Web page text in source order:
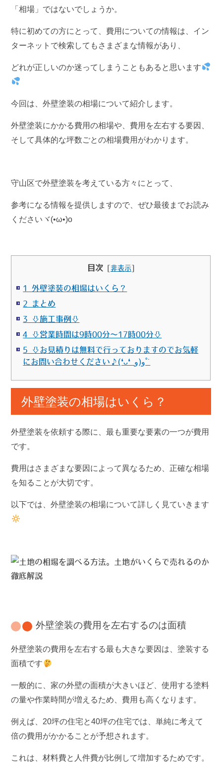
「相場」ではないでしょうか。
特に初めての方にとって、費用についての情報は、イン
ターネットで検索してもさまざまな情報があり、
どれが正しいのか迷ってしまうこともあると思います
今回は、外壁塗装の相場について紹介します。
外壁塗装にかかる費用の相場や、費用を左右する要因、
そして具体的な坪数ごとの相場費用がわかります。
守山区で外壁塗装を考えている方々にとって、
参考になる情報を提供しますので、ぜひ最後までお読み
くださいヾ(•ω•)o
目次 非表示]
1 外壁塗装の相場はいくら？
2 まとめ
3 ⇩施工事例⇩
4 ⇩営業時間は9時00分～17時00分⇩
5 ⇩お見積りは無料で行っておりますのでお気軽
にお問い合わせください♪(❛ᴗ❛ و(و˚˙
外壁塗装の相場はいくら？
外壁塗装を依頼する際に、最も重要な要素の一つが費用
です。
費用はさまざまな要因によって異なるため、正確な相場
を知ることが大切です。
以下では、外壁塗装の相場について詳しく見ていきます
外壁塗装の費用を左右するのは面積
外壁塗装の費用を左右する最も大きな要因は、塗装する
面積です
一般的に、家の外壁の面積が大きいほど、使用する塗料
の量や作業時間が増えるため、費用も高くなります。
例えば、20坪の住宅と40坪の住宅では、単純に考えて
倍の費用がかかることが予想されます。
これは、材料費と人件費が比例して増加するためです。